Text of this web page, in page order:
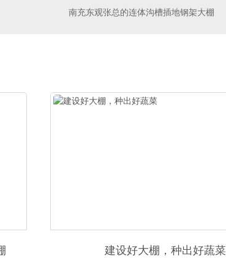
南充东观张总的连体沟槽插地钢架大棚
建设好大棚，种出好蔬菜